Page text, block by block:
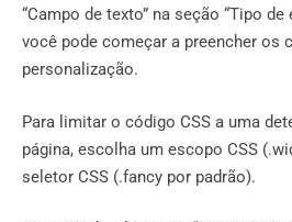
“Campo de texto” na seção “Tipo
você pode começar a preencher os
personalização.
Para limitar o código CSS a uma
página, escolha um escopo CSS
seletor CSS (.fancy por padrão).